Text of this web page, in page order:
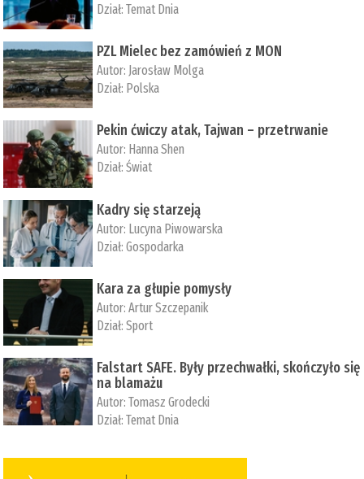
Dział:Temat Dnia
PZL Mielec bez zamówień z MON
Autor: Jarosław Molga
Dział: Polska
Pekin ćwiczy atak, Tajwan – przetrwanie
Autor: ­Hanna Shen
Dział:Świat
Kadry się starzeją
Autor: Lucyna Piwowarska
Dział:Gospodarka
Kara za głupie pomysły
Autor:Artur Szczepanik
Dział:Sport
Falstart SAFE. Były przechwałki, skończyło się
na blamażu
Autor:Tomasz Grodecki
Dział:Temat Dnia